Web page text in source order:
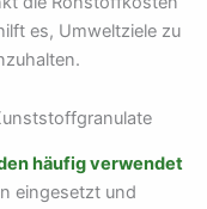
es, Umweltziele zu
häufig verwendet
eingesetzt und